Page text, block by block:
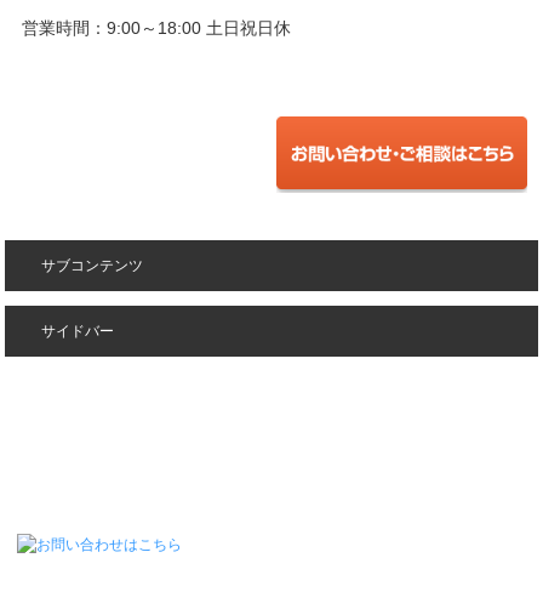
営業時間：9:00～18:00 土日祝日休
サブコンテンツ
サイドバー